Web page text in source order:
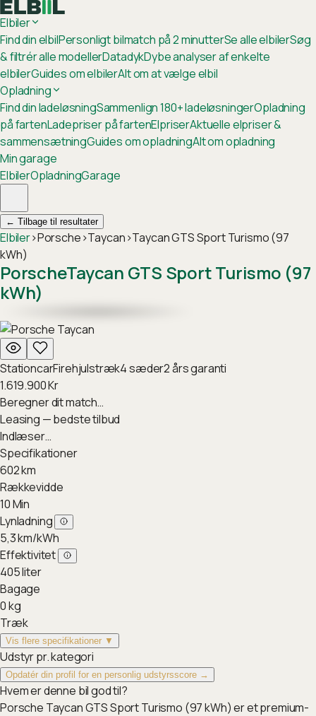
Elbiler
Find din elbilPersonligt bilmatch på 2 minutterSe alle elbilerSøg
& filtrér alle modellerDatadykDybe analyser af enkelte
elbilerGuides om elbilerAlt om at vælge elbil
Opladning
Find din ladeløsningSammenlign 180+ ladeløsningerOpladning
på fartenLadepriser på fartenElpriserAktuelle elpriser &
sammensætningGuides om opladningAlt om opladning
Min garage
ElbilerOpladningGarage
← Tilbage til resultater
Elbiler›Porsche›Taycan›Taycan GTS Sport Turismo (97
kWh)
PorscheTaycan GTS Sport Turismo (97
kWh)
StationcarFirehjulstræk4sæder2års garanti
1.619.900Kr
Beregner dit match…
Leasing — bedste tilbud
Indlæser…
Specifikationer
602km
Rækkevidde
10Min
Lynladning
5,3km/kWh
Effektivitet
405liter
Bagage
0kg
Træk
Vis flere specifikationer ▼
Udstyr pr. kategori
Opdatér din profil for en personlig udstyrsscore →
Hvem er denne bil god til?
Porsche Taycan GTS Sport Turismo (97 kWh) er et premium-